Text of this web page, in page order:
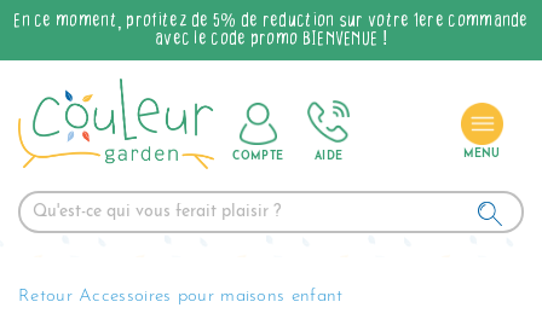
En ce moment, profitez de 5% de réduction sur votre 1ère commande
avec le code promo BIENVENUE !
COMPTE AIDE
Retour Accessoires pour maisons enfant